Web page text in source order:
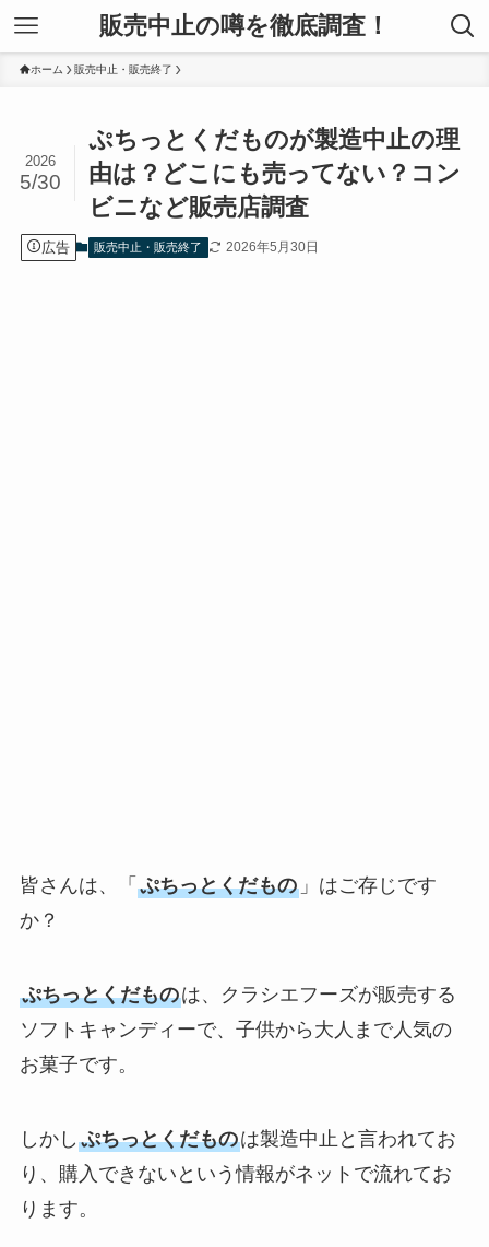
販売中止の噂を徹底調査！
ホーム 販売中止・販売終了
ぷちっとくだものが製造中止の理
由は？どこにも売ってない？コン
ビニなど販売店調査
2026
5/30
広告 販売中止・販売終了 2026年5月30日
皆さんは、「 ぷちっとくだもの」はご存じです
か？
ぷちっとくだものは、クラシエフーズが販売する
ソフトキャンディーで、子供から大人まで人気の
お菓子です。
しかし ぷちっとくだものは製造中止と言われてお
り、購入できないという情報がネットで流れてお
ります。